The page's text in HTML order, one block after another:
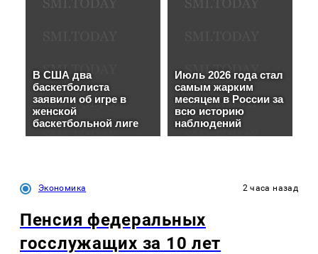
Экономика 2 часа назад
Пенсия федеральных
госслужащих за 10 лет